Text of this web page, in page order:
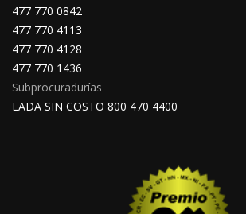
477 770 0842
477 770 4113
477 770 4128
477 770 1436
Subprocuradurías
LADA SIN COSTO 800 470 4400